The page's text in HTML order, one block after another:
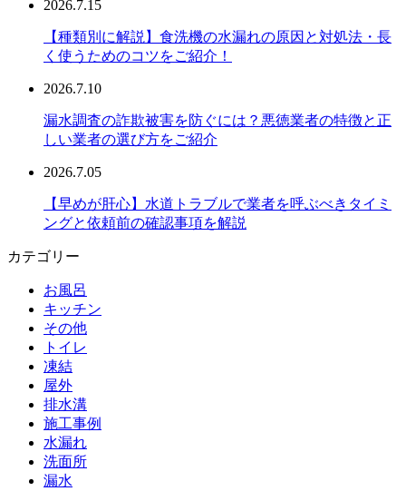
2026.7.15
【種類別に解説】食洗機の水漏れの原因と対処法・長
く使うためのコツをご紹介！
2026.7.10
漏水調査の詐欺被害を防ぐには？悪徳業者の特徴と正
しい業者の選び方をご紹介
2026.7.05
【早めが肝心】水道トラブルで業者を呼ぶべきタイミ
ングと依頼前の確認事項を解説
カテゴリー
お風呂
キッチン
その他
トイレ
凍結
屋外
排水溝
施工事例
水漏れ
洗面所
漏水